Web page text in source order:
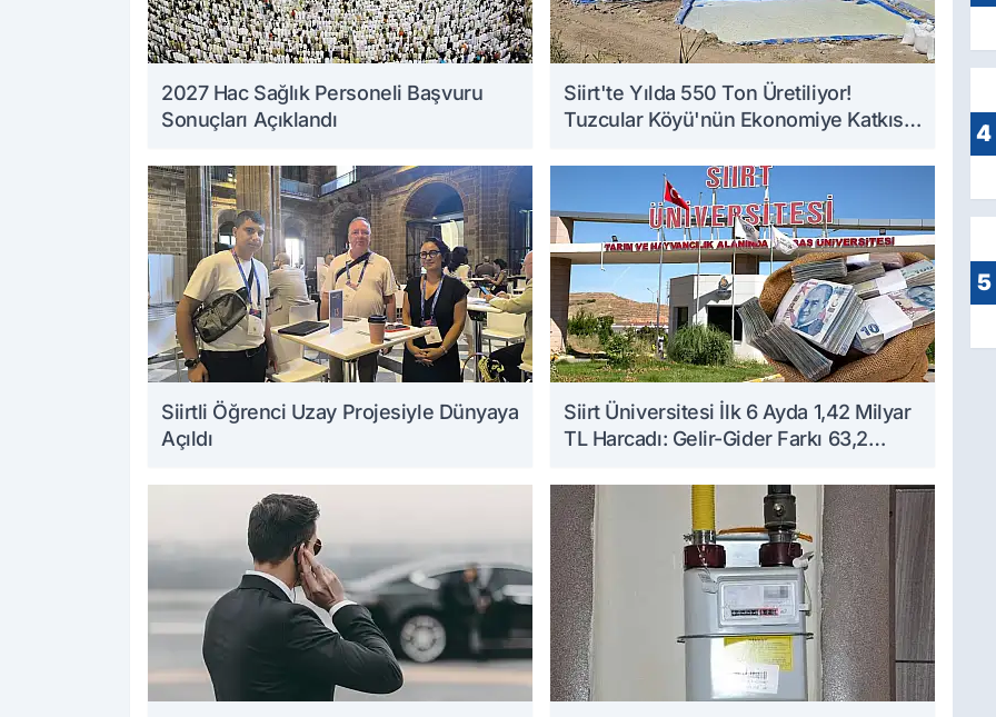
2027 Hac Sağlık Personeli Başvuru
Sonuçları Açıklandı
Siirt'te Yılda 550 Ton Üretiliyor!
Tuzcular Köyü'nün Ekonomiye Katkısı
Siirtli Öğrenci Uzay Projesiyle Dünyaya
Açıldı
Siirt Üniversitesi İlk 6 Ayda 1,42 Milyar
TL Harcadı: Gelir-Gider Farkı 63,2
4
5